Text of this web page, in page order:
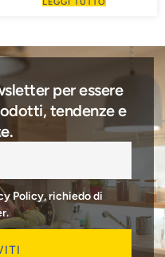
per essere
tendenze e
Policy, richiedo di